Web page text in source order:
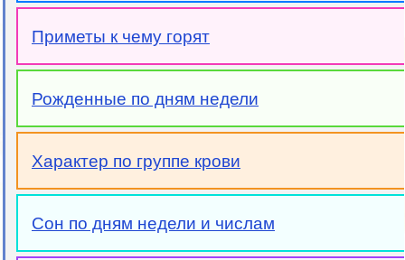
Приметы к чему горят
Рожденные по дням недели
Характер по группе крови
Сон по дням недели и числам